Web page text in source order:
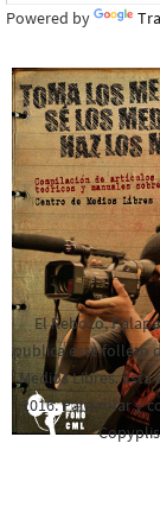
Powered by
El Rebozo,
publica este folleto
Medios Libres. Esta
2016. Para rolar y